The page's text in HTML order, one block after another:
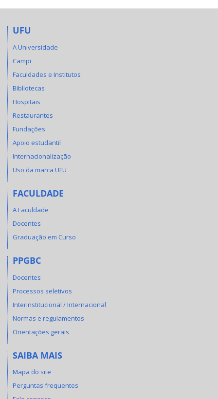
UFU
A Universidade
Campi
Faculdades e Institutos
Bibliotecas
Hospitais
Restaurantes
Fundações
Apoio estudantil
Internacionalização
Uso da marca UFU
FACULDADE
A Faculdade
Docentes
Graduação em Curso
PPGBC
Docentes
Processos seletivos
Interinstitucional / Internacional
Normas e regulamentos
Orientações gerais
SAIBA MAIS
Mapa do site
Perguntas frequentes